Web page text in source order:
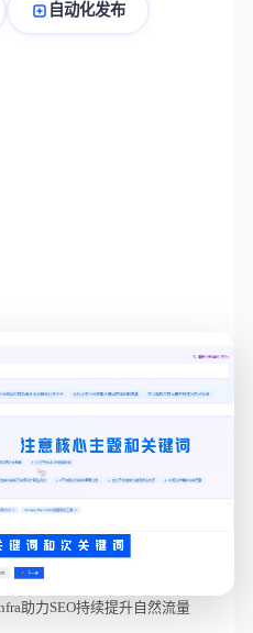
自动化发布
助力SEO持续提升自然流量